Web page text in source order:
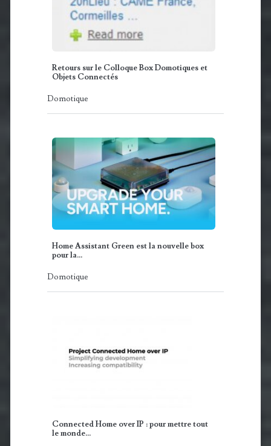
Retours sur le Colloque Box Domotiques et
Objets Connectés
Domotique
Home Assistant Green est la nouvelle box
pour la…
Domotique
Connected Home over IP : pour mettre tout
le monde…